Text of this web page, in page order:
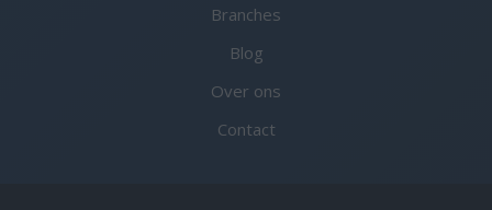
Branches
Blog
Over ons
Contact